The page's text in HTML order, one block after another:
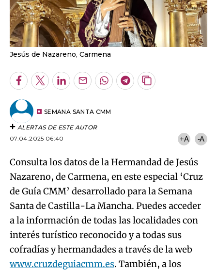
Jesús de Nazareno, Carmena
Facebook
TwitterLinkedInEnviarWhatsapp
Telegram
Copiar
SEMANA SANTA CMM
ALERTAS DE ESTE AUTOR
07.04.2025 06:40
+A -A
Consulta los datos de la Hermandad de Jesús
Nazareno, de Carmena, en este especial ‘Cruz
de Guía CMM’ desarrollado para la Semana
Santa de Castilla-La Mancha. Puedes acceder
a la información de todas las localidades con
interés turístico reconocido y a todas sus
cofradías y hermandades a través de la web
www.cruzdeguiacmm.es. También, a los